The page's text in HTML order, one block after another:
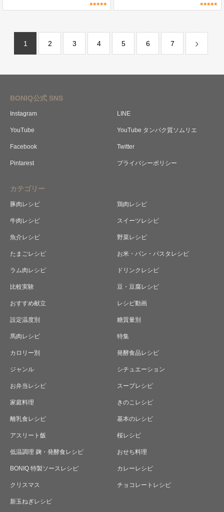
1 2 3 4 5 6 7
BONIQ公式 SNS
Instagram LINE
YouTube YouTube タンパク質ソムリエ
Facebook Twitter
Pintarest プライバシーポリシー
カテゴリー
豚肉レシピ 鶏肉レシピ
牛肉レシピ スイーツレシピ
魚介レシピ 野菜レシピ
たまごレシピ お米・パン・パスタレシピ
ラム肉レシピ ドリンクレシピ
比較実験 豆・豆腐レシピ
おすすめ献立 レシピ動画
設定温度別 糖質量別
馬肉レシピ 特集
カロリー別 発酵食品レシピ
ジャンル シチュエーション
お弁当レシピ スープレシピ
家庭料理 きのこレシピ
離乳食レシピ 基本のレシピ
アスリート飯 桜レシピ
低温調理 麹・発酵食レシピ おせち料理
BONIQ 特製ソースレシピ カレーレシピ
クリスマス チョコレートレシピ
新玉ねぎレシピ